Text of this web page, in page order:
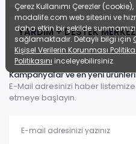
YARDIM + DESTEK
Kampanyalar ve en yeni
E-Mail adresinizi haber
etmeye başlayın.
Çerez Kullanımı Çerezler (cookie),
modalife.com web sitesini ve
daha etkin bir şekilde sunmamızı
sağlamaktadır. Detaylı bilgi için
Kişisel Verilerin Korunması
Politikasını inceleyebilirsiniz.